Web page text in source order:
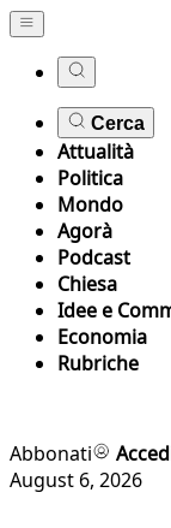
Cerca
Attualità
Politica
Mondo
Agorà
Podcast
Chiesa
Idee e
Economia
Rubriche
Abbonati
August 6, 2026